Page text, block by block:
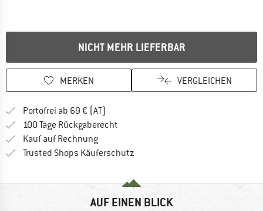
NICHT MEHR LIEFERBAR
MERKEN VERGLEICHEN
Portofrei ab 69 € (AT)
100 Tage Rückgaberecht
Kauf auf RechnungFinde die Zahlungs-Infos hier! Öffnet
Trusted Shops Käuferschutz
AUF EINEN BLICK